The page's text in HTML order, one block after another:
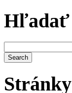
Hľadať
Stránky